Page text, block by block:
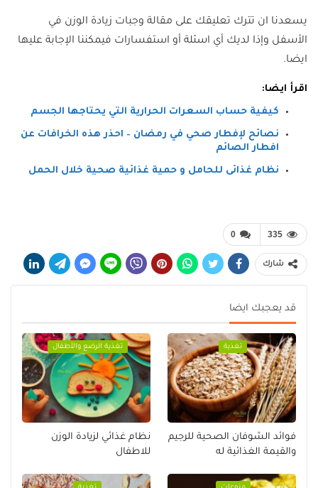
يسعدنا ان تترك تعليقك على مقالة وجبات زيادة الوزن في
الأسفل وإذا لديك أي اسئلة أو استفسارات فيمكننا الإجابة عليها
ايضا.
اقرأ ايضا:
كيفية حساب السعرات الحرارية التي يحتاجها الجسم
نصائح لإفطار صحي في رمضان – احذر هذه الخرافات عن
افطار الصائم
نظام غذائى للحامل و حمية غذائية صحية خلال الحمل
0 335
شارك
قد يعجبك ايضا
تغذية
فوائد الشوفان الصحية للرجيم
والقيمة الغذائية له
تغذية الرضع والأطفال
نظام غذائي لزيادة الوزن
للاطفال